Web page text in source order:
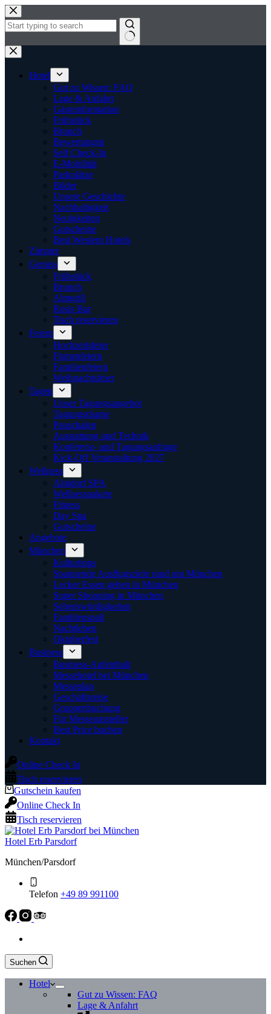
Zum
Inhalt
springen
Keine
Ergebnisse
Hotel
Gut zu Wissen: FAQ
Lage & Anfahrt
Gästeinformation
Frühstück
Brunch
Bewertungen
Self Check-In
E-Mobilität
Parkplätze
Bilder
Unsere Geschichte
Nachhaltigkeit
Neuigkeiten
Gutscheine
Best Western Hotels
Zimmer
Genuss
Frühstück
Brunch
Almgrill
Rosis Bar
Tisch reservieren
Feiern
Hochzeitsfeier
Firmenfeiern
Familienfeiern
Weihnachtsfeier
Tagen
Unser Tagungsangebot
Tagungsräume
Pauschalen
Ausstattung und Technik
Konferenz- und Tagungsanfrage
Kick-Off Veranstaltung 2027
Wellness
Almdorf SPA
Wellnesspakete
Fitness
Day Spa
Gutscheine
Angebote
München
Kulturtipps
Spannende Ausflugsziele rund um München
Lecker Essen gehen in München
Super Shopping in München
Sehenswürdigkeiten
Familienspaß
Nachtleben
Oktoberfest
Business
Business-Aufenthalt
Messehotel bei München
Messeplan
Geschäftsreise
Gruppenbuchung
Für Messeaussteller
Best Price buchen
Kontakt
Online Check In
Tisch reservieren
Gutschein kaufen
Online Check In
Tisch reservieren
Hotel Erb Parsdorf
München/Parsdorf
Telefon +49 89 991100
Suchen
Hotel
Gut zu Wissen: FAQ
Lage & Anfahrt